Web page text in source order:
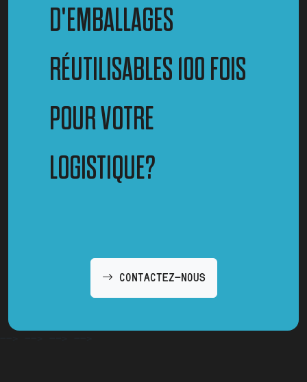
D'EMBALLAGES
RÉUTILISABLES 100 FOIS
POUR VOTRE
LOGISTIQUE?
CONTACTEZ-NOUS